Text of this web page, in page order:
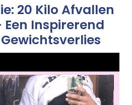
20 Kilo Afvallen
Inspirerend